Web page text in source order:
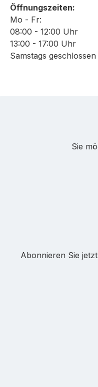
Öffnungszeiten:
Mo - Fr:
08:00 - 12:00 Uhr
13:00 - 17:00 Uhr
Samstags geschlossen
Sie
Abonnieren Sie